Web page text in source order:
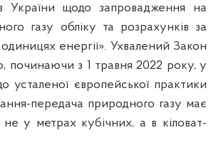
України щодо запровадження на
газу обліку та розрахунків за
енергії». Ухвалений Закон
починаючи з 1 травня 2022 року, у
усталеної європейської практики
передача природного газу має
не у метрах кубічних, а в кіловат-